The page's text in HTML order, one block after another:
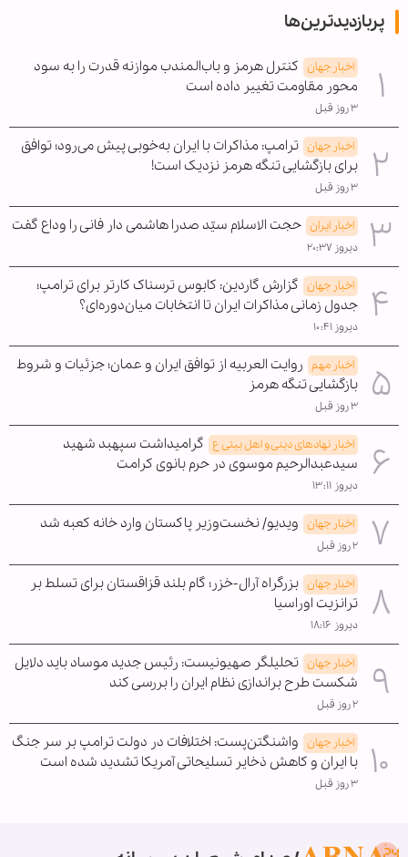
پربازدیدترین‌ها
اخبار جهان کنترل هرمز و باب‌المندب موازنه قدرت را به سود
محور مقاومت تغییر داده است
۳ روز قبل
اخبار جهان ترامپ: مذاکرات با ایران به‌خوبی پیش می‌رود؛ توافق
برای بازگشایی تنگه هرمز نزدیک است!
۳ روز قبل
اخبار ایران حجت الاسلام سیّد صدرا هاشمی دار فانی را وداع گفت
دیروز ۲۰:۳۷
اخبار جهان گزارش گاردین: کابوس ترسناک کارتر برای ترامپ؛
جدول زمانی مذاکرات ایران تا انتخابات میان‌دوره‌ای؟
دیروز ۱۰:۴۱
اخبار مهم روایت العربیه از توافق ایران و عمان؛ جزئیات و شروط
بازگشایی تنگه هرمز
۳ روز قبل
اخبار نهادهای دینی و اهل بیتی ع گرامیداشت سپهبد شهید
سیدعبدالرحیم موسوی در حرم بانوی کرامت
دیروز ۱۳:۱۱
اخبار جهان ویدیو/ نخست‌وزیر پاکستان وارد خانه کعبه شد
۲ روز قبل
اخبار جهان بزرگراه آرال-خزر؛ گام بلند قزاقستان برای تسلط بر
ترانزیت اوراسیا
دیروز ۱۸:۱۶
اخبار جهان تحلیلگر صهیونیست: رئیس جدید موساد باید دلایل
شکست طرح براندازی نظام ایران را بررسی کند
۲ روز قبل
اخبار جهان واشنگتن‌پست: اختلافات در دولت ترامپ بر سر جنگ
با ایران و کاهش ذخایر تسلیحاتی آمریکا تشدید شده است
۳ روز قبل